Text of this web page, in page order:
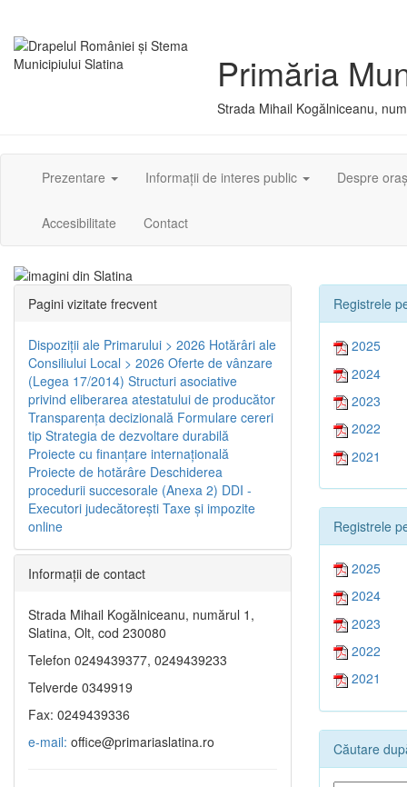
Primăria
Strada Mihail Kogălniceanu,
Prezentare Informații de interes public Despre oraș
Accesibilitate Contact
Registrele
2025
2024
2023
2022
2021
Registrele
2025
2024
2023
2022
2021
Căutare
Pagini vizitate frecvent
Dispoziţii ale Primarului > 2026 Hotărâri ale
Consiliului Local > 2026 Oferte de vânzare
(Legea 17/2014) Structuri asociative
privind eliberarea atestatului de producător
Transparenţa decizională Formulare cereri
tip Strategia de dezvoltare durabilă
Proiecte cu finanţare internaţională
Proiecte de hotărâre Deschiderea
procedurii succesorale (Anexa 2) DDI -
Executori judecătorești Taxe şi impozite
online
Informaţii de contact
Strada Mihail Kogălniceanu, numărul 1,
Slatina, Olt, cod 230080
Telefon 0249439377, 0249439233
Telverde 0349919
Fax: 0249439336
e-mail: office@primariaslatina.ro